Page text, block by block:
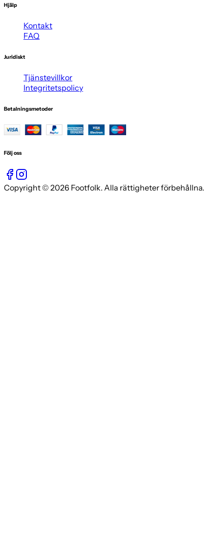
Hjälp
Kontakt
FAQ
Juridiskt
Tjänstevillkor
Integritetspolicy
Betalningsmetoder
Följ oss
Copyright © 2026 Footfolk. Alla rättigheter förbehållna.